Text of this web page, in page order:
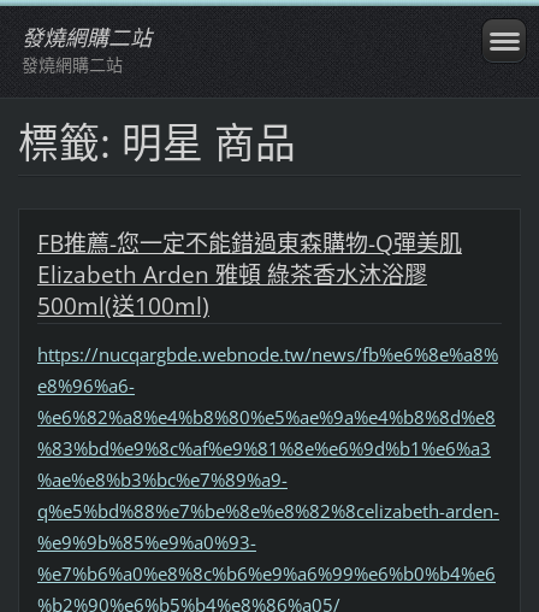
發燒網購二站
發燒網購二站
標籤: 明星 商品
FB推薦-您一定不能錯過東森購物-Q彈美肌
Elizabeth Arden 雅頓 綠茶香水沐浴膠
500ml(送100ml)
https://nucqargbde.webnode.tw/news/fb%e6%8e%a8%
e8%96%a6-
%e6%82%a8%e4%b8%80%e5%ae%9a%e4%b8%8d%e8
%83%bd%e9%8c%af%e9%81%8e%e6%9d%b1%e6%a3
%ae%e8%b3%bc%e7%89%a9-
q%e5%bd%88%e7%be%8e%e8%82%8celizabeth-arden-
%e9%9b%85%e9%a0%93-
%e7%b6%a0%e8%8c%b6%e9%a6%99%e6%b0%b4%e6
%b2%90%e6%b5%b4%e8%86%a05/